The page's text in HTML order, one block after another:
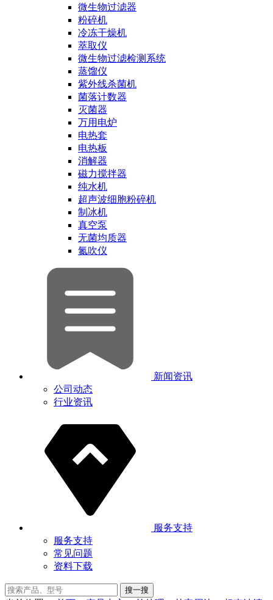
微生物过滤器
粉碎机
冷冻干燥机
萃取仪
微生物过滤检测系统
蒸馏仪
紫外线杀菌机
菌落计数器
灭菌器
万用电炉
电热套
电热板
消解器
磁力搅拌器
纯水机
超声波细胞粉碎机
制冰机
真空泵
无菌均质器
氮吹仪
新闻资讯
公司动态
行业资讯
服务支持
服务支持
常见问题
资料下载